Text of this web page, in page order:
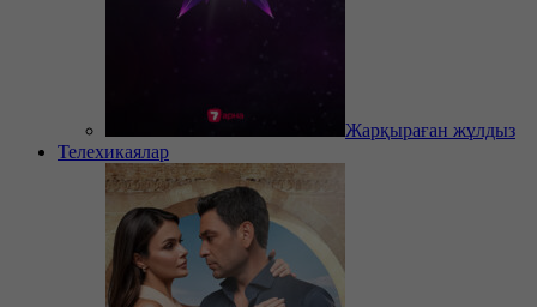
Жарқыраған жұлдыз
Телехикаялар